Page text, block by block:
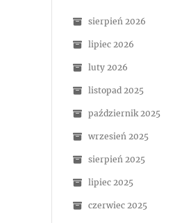
sierpień 2026
lipiec 2026
luty 2026
listopad 2025
październik 2025
wrzesień 2025
sierpień 2025
lipiec 2025
czerwiec 2025